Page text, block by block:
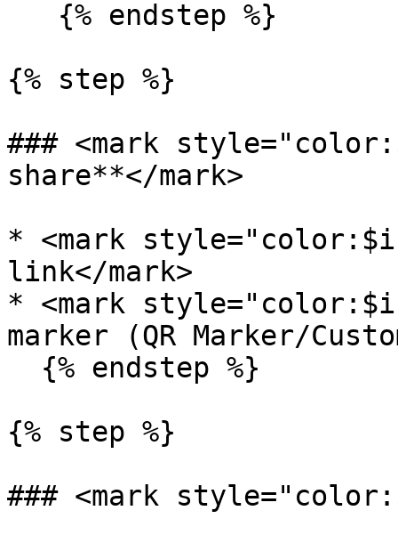
{% step %}
### <mark
share**</mark>
* <mark
link</mark>
* <mark
marker (QR Marker/
{% step %}
### <mark